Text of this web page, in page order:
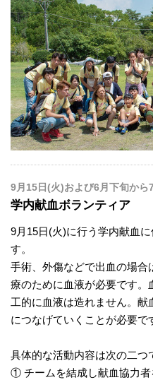
9月15日(火)および6月下旬か
学内献血ボランティア
9月15日(火)に行う学内献血
す。
手術、外傷などで出血の場
療のために血液が必要です。
工的に血液は造れません。
につなげていくことが必要で
具体的な活動内容は次の二つ
① チームを結成し献血協力